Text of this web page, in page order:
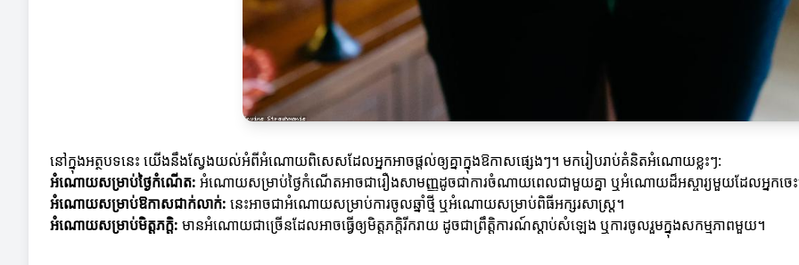
នៅក្នុងអត្ថបទនេះ យើងនឹងស្វែងយល់អំពីអំណោយពិសេសដែលអ្នកអាចផ្តល់ឲ្យគ្នាក្នុងឱកាសផ្សេងៗ។ មករៀបរាប់គំនិតអំណោយខ្លះៗ:
អំណោយសម្រាប់ថ្ងៃកំណើត: អំណោយសម្រាប់ថ្ងៃកំណើតអាចជារឿងសាមញ្ញដូចជាការចំណាយពេលជាមួយគ្នា ឬអំណោយដ៏អស្ចារ្យមួយដែលអ្នកចេ
អំណោយសម្រាប់ឱកាសជាក់លាក់: នេះអាចជាអំណោយសម្រាប់ការចូលឆ្នាំថ្មី ឬអំណោយសម្រាប់ពិធីអក្សរសាស្ត្រ។
អំណោយសម្រាប់មិត្តភក្តិ: មានអំណោយជាច្រើនដែលអាចធ្វើឲ្យមិត្តភក្តិរីករាយ ដូចជា​ព្រឹត្តិការណ៍ស្តាប់សំឡេង ឬការចូលរួមក្នុងសកម្មភាពមួយ។